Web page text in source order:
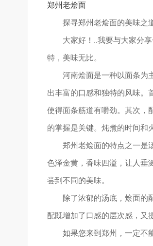
郑州老烩面
探寻郑州老烩面的美味之
大家好！..我要与大家分
特，美味无比。
河南烩面是一种以面条为
出丰富的口感和独特的风味。
使得面条筋道有嚼劲。其次，
的掌握是关键。炖煮的时间和
郑州老烩面的特点之一是
色泽金黄，香味四溢，让人垂
尝到不同的美味。
除了浓郁的汤底，烩面的
配既增加了口感的层次感，又
如果您来到郑州，一定不